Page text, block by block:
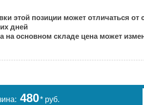
Под заказ
Под заказ
этой позиции может отличаться от
дней
на основном складе цена может
480* руб.